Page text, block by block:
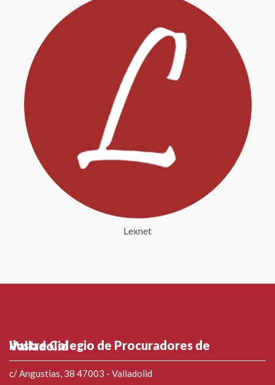
Lexnet
Ilustre Colegio de Procuradores de Valladolid
c/ Angustias, 38 47003 - Valladolid